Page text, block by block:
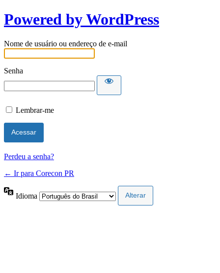
Powered by WordPress
Nome de usuário ou endereço de e-mail
Senha
Lembrar-me
Perdeu a senha?
← Ir para Corecon PR
Idioma